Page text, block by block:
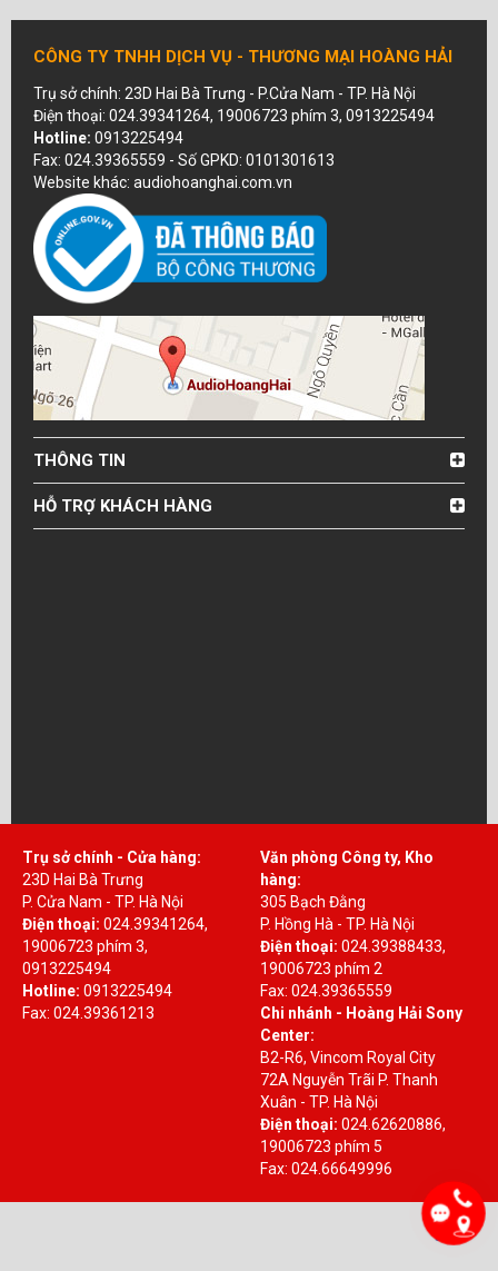
CÔNG TY TNHH DỊCH VỤ - THƯƠNG MẠI HOÀNG HẢI
Trụ sở chính: 23D Hai Bà Trưng - P.Cửa Nam - TP. Hà Nội
Điện thoại: 024.39341264, 19006723 phím 3, 0913225494
Hotline: 0913225494
Fax: 024.39365559 - Số GPKD: 0101301613
Website khác: audiohoanghai.com.vn
THÔNG TIN
HỖ TRỢ KHÁCH HÀNG
Trụ sở chính - Cửa hàng:
23D Hai Bà Trưng
P. Cửa Nam - TP. Hà Nội
Điện thoại: 024.39341264,
19006723 phím 3,
0913225494
Hotline: 0913225494
Fax: 024.39361213
Văn phòng Công ty, Kho
hàng:
305 Bạch Đằng
P. Hồng Hà - TP. Hà Nội
Điện thoại: 024.39388433,
19006723 phím 2
Fax: 024.39365559
Chi nhánh - Hoàng Hải Sony
Center:
B2-R6, Vincom Royal City
72A Nguyễn Trãi P. Thanh
Xuân - TP. Hà Nội
Điện thoại: 024.62620886,
19006723 phím 5
Fax: 024.66649996